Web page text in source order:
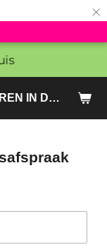
×
FATBIKES KOPEN & REPAREREN IN DEN HAAG EN ZOETERMEER - SACHE BIKES